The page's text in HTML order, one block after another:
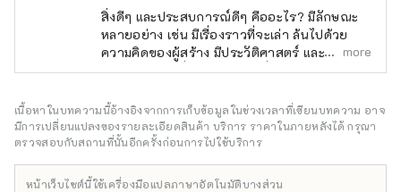
สิ่งดีๆ และประสบการณ์ดีๆ คืออะไร? มีลักษณะ
หลายอย่าง เช่น มีเรื่องราวที่จะเล่า ล้นไปด้วย
ความคิดของผู้สร้าง มีประวัติศาสตร์ และเป็นที่รัก
ของคนในท้องถิ่น คุณเคยเจอสิ่งพิเศษหรือ
เกี่ยวกับเรื่องนี้หรือไม่? และจากการบอกเล่า คน
ใหม่ๆ นำไปสู่บางสิ่งบางอย่าง ฉันคิดว่านั่นคือสิ่ง
ที่ "ดี" เป็นเรื่องเกี่ยวกับ เพื่อส่งมอบการเผชิญหน้า
เฮียวโกะตามแนวคิด "พูดคุย สื่อสาร และเชื่อม
more
เนื้อหาในบทความนี้อ้างอิงจากการเก็บข้อมูลในช่วงเวลาที่เขียนบทความ อาจ
มีการเปลี่ยนแปลงของรายละเอียดสินค้า บริการ ราคาในภายหลังได้ กรุณา
ตรวจสอบกับสถานที่นั้นอีกครั้งก่อนการไปใช้บริการ
หน้าเว็บไซต์นี้ใช้เครื่องมือแปลภาษาอัตโนมัติบางส่วน